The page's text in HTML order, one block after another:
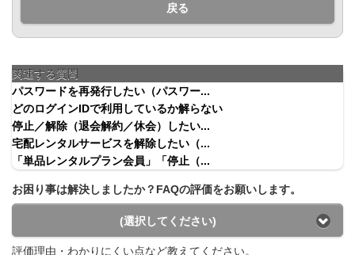
戻る
関連する質問
パスワードを再発行したい（パスワー...
どのログインIDで利用しているか解らない
停止／解除（退会解約／休会）したい...
宅配レンタルサービスを解除したい（...
「単品レンタルプラン会員」「停止（...
お困り事は解決しましたか？FAQの評価をお願いします。
(選択してください)
評価理由・わかりにくい点など教えてください。